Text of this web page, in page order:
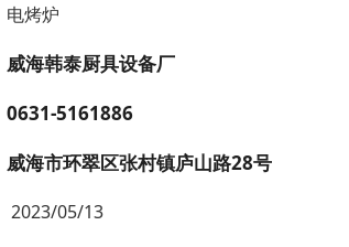
电烤炉
威海韩泰厨具设备厂
0631-5161886
威海市环翠区张村镇庐山路28号
2023/05/13